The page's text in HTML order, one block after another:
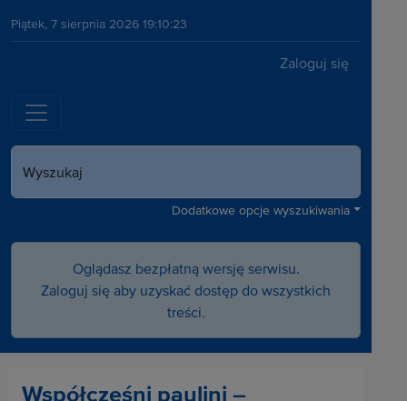
Piątek, 7 sierpnia 2026 19:10:23
Zaloguj się
Wyszukaj
Dodatkowe opcje wyszukiwania
Oglądasz bezpłatną wersję serwisu.
Zaloguj się aby uzyskać dostęp do wszystkich
treści.
Współcześni paulini –